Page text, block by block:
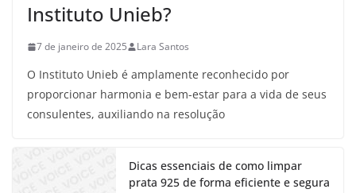
Instituto Unieb?
7 de janeiro de 2025 Lara Santos
O Instituto Unieb é amplamente reconhecido por
proporcionar harmonia e bem-estar para a vida de seus
consulentes, auxiliando na resolução
Dicas essenciais de como limpar
prata 925 de forma eficiente e segura